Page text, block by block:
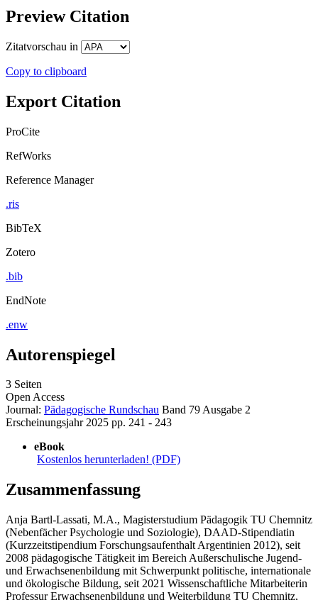
Preview Citation
Zitatvorschau in
Copy to clipboard
Export Citation
ProCite
RefWorks
Reference Manager
.ris
BibTeX
Zotero
.bib
EndNote
.enw
Autorenspiegel
3 Seiten
Open Access
Journal: Pädagogische Rundschau Band 79Ausgabe 2
Erscheinungsjahr 2025 pp. 241 - 243
eBook
Kostenlos herunterladen! (PDF)
Zusammenfassung
Anja Bartl-Lassati, M.A., Magisterstudium Pädagogik TU Chemnitz
(Nebenfächer Psychologie und Soziologie), DAAD-Stipendiatin
(Kurzzeitstipendium Forschungsaufenthalt Argentinien 2012), seit
2008 pädagogische Tätigkeit im Bereich Außerschulische Jugend-
und Erwachsenenbildung mit Schwerpunkt politische, internationale
und ökologische Bildung, seit 2021 Wissenschaftliche Mitarbeiterin
Professur Erwachsenenbildung und Weiterbildung TU Chemnitz,